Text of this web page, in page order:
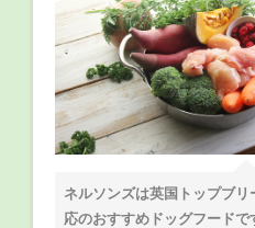
ネルソンズは英国トップブ
応のおすすめドッグフード